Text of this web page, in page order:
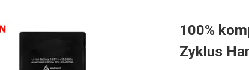
100%
Zyklus